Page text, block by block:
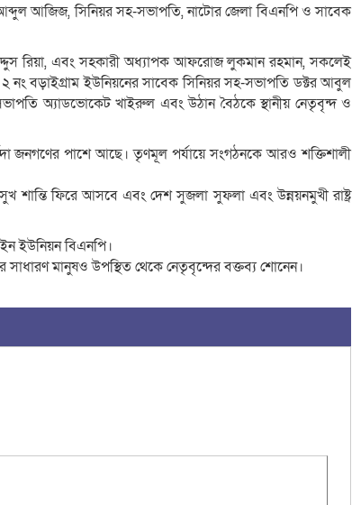
আজিজ, সিনিয়র সহ-সভাপতি, নাটোর জেলা বিএনপি ও সাবেক
রিয়া, এবং সহকারী অধ্যাপক আফরোজ লুকমান রহমান, সকলেই
বড়াইগ্রাম ইউনিয়নের সাবেক সিনিয়র সহ-সভাপতি ডক্টর আবুল
অ্যাডভোকেট খাইরুল এবং উঠান বৈঠকে স্থানীয় নেতৃবৃন্দ ও
জনগণের পাশে আছে। তৃণমূল পর্যায়ে সংগঠনকে আরও শক্তিশালী
শান্তি ফিরে আসবে এবং দেশ সুজলা সুফলা এবং উন্নয়নমুখী রাষ্ট্র
ইউনিয়ন বিএনপি।
মানুষও উপস্থিত থেকে নেতৃবৃন্দের বক্তব্য শোনেন।